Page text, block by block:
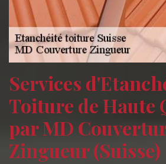
Services
Toiture de Haute
par MD
Zingueur (Suisse)